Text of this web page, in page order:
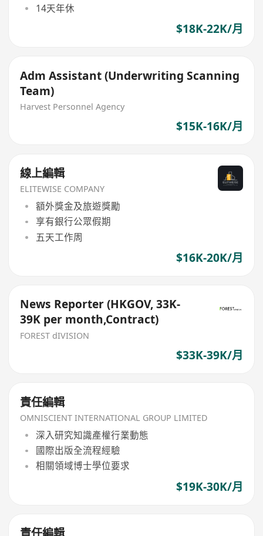
14天年休
$18K-22K/月
Adm Assistant (Underwriting Scanning
Team)
Harvest Personnel Agency
$15K-16K/月
線上編輯
ELITEWISE COMPANY
額外獎金及旅遊獎勵
享有銀行公眾假期
五天工作周
$16K-20K/月
News Reporter (HKGOV, 33K-
39K per month,Contract)
FOREST dIVISION
$33K-39K/月
責任編輯
OMNISCIENT INTERNATIONAL GROUP LIMITED
深入研究知識產權行業動態
國際出版全流程經驗
相關領域博士學位要求
$19K-30K/月